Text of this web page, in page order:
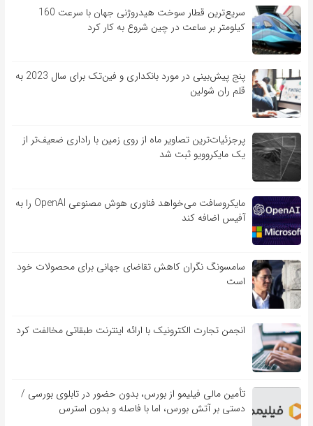
سریع‌ترین قطار سوخت هیدروژنی جهان با سرعت 160
کیلومتر بر ساعت در چین شروع به کار کرد
پنج پیش‌بینی در مورد بانکداری و فین‌تک برای سال 2023 به
قلم ران شولین
پرجزئیات‌ترین تصاویر ماه از روی زمین با راداری ضعیف‌تر از
یک مایکروویو ثبت شد
مایکروسافت می‌خواهد فناوری هوش مصنوعی OpenAI را به
آفیس اضافه کند
سامسونگ نگران کاهش تقاضای جهانی برای محصولات خود
است
انجمن تجارت الکترونیک با ارائه اینترنت طبقاتی مخالفت کرد
تأمین مالی فیلیمو از بورس، بدون حضور در تابلوی بورسی /
دستی بر آتش بورس، اما با فاصله و بدون استرس